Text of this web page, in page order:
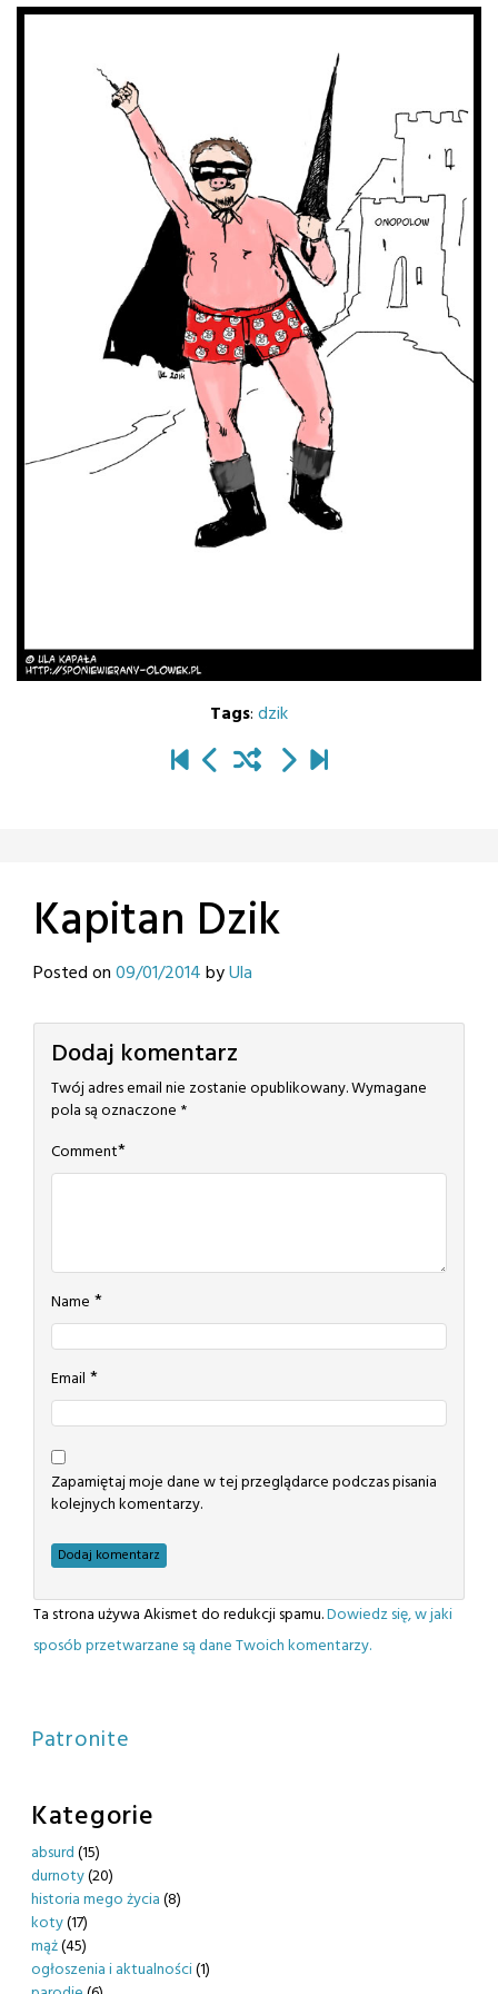
Tags:dzik
Kapitan Dzik
Posted on09/01/2014byUla
Dodaj komentarz
Twój adres email nie zostanie opublikowany.Wymagane
pola są oznaczone *
Comment*
Name *
Email *
Zapamiętaj moje dane w tej przeglądarce podczas pisania
kolejnych komentarzy.
Ta strona używa Akismet do redukcji spamu.Dowiedz się, w jaki
sposób przetwarzane są dane Twoich komentarzy.
Patronite
Kategorie
absurd(15)
durnoty(20)
historia mego życia(8)
koty(17)
mąż(45)
ogłoszenia i aktualności(1)